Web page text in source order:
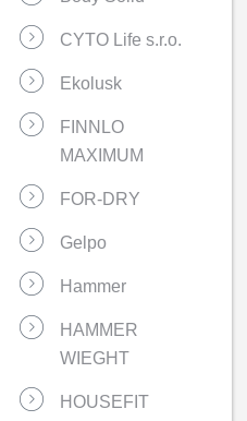
CYTO Life s.r.o.
Ekolusk
FINNLO
MAXIMUM
FOR-DRY
Gelpo
Hammer
HAMMER
WIEGHT
HOUSEFIT